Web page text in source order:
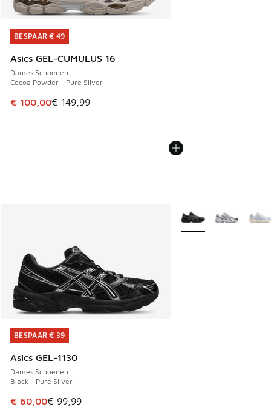
BESPAAR € 49
Asics GEL-CUMULUS 16
Dames Schoenen
Cocoa Powder - Pure Silver
Dit artikel is in de uitverkoop. Dit artikel is in de
€ 100,00€ 149,99
BESPAAR € 49
BESPAAR € 39
Asics GEL-1130
Dames Schoenen
Black - Pure Silver
Dit artikel is in de uitverkoop. Dit artikel is in de
€ 60,00€ 99,99
BESPAAR € 39
Meer kleuren